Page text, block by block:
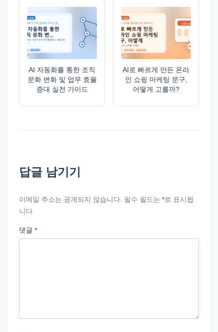
AI 자동화를 통한 조직
문화 변화 및 업무 효율
증대 실전 가이드
AI로 빠르게 만든 온라
인 쇼핑 마케팅 문구,
어떻게 고를까?
답글 남기기
이메일 주소는 공개되지 않습니다. 필수 필드는 *로 표시됩
니다
댓글 *